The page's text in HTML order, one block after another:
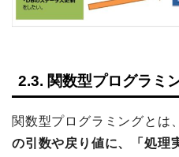
2.3. 関数型プログラミ
関数型プログラミングとは
の引数や戻り値に、「処理